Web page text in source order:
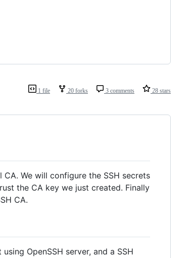
1 file 20 forks 3 comments 28 stars
We will configure the SSH secrets
the CA key we just created. Finally
CA.
OpenSSH server, and a SSH